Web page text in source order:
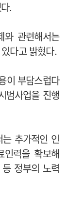
.
와 관련해서는
다고 밝혔다.
이 부담스럽다
범사업을 진행
추가적인 인
인력을 확보해
정부의 노력